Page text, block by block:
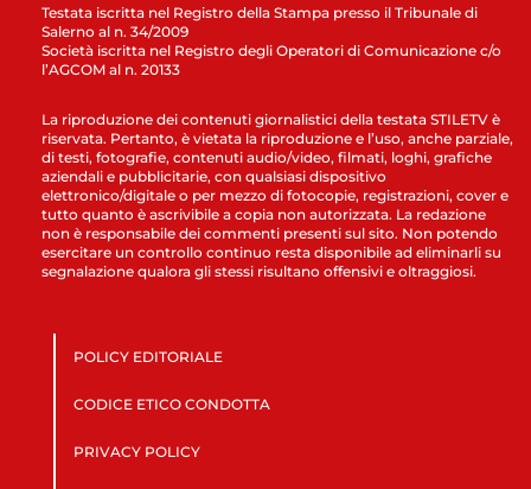
Testata iscritta nel Registro della Stampa presso il Tribunale di
Salerno al n. 34/2009
Società iscritta nel Registro degli Operatori di Comunicazione c/o
l’AGCOM al n. 20133
La riproduzione dei contenuti giornalistici della testata STILETV è
riservata. Pertanto, è vietata la riproduzione e l’uso, anche parziale,
di testi, fotografie, contenuti audio/video, filmati, loghi, grafiche
aziendali e pubblicitarie, con qualsiasi dispositivo
elettronico/digitale o per mezzo di fotocopie, registrazioni, cover e
tutto quanto è ascrivibile a copia non autorizzata. La redazione
non è responsabile dei commenti presenti sul sito. Non potendo
esercitare un controllo continuo resta disponibile ad eliminarli su
segnalazione qualora gli stessi risultano offensivi e oltraggiosi.
POLICY EDITORIALE
CODICE ETICO CONDOTTA
PRIVACY POLICY